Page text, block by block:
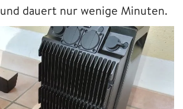
und dauert nur wenige Minuten.